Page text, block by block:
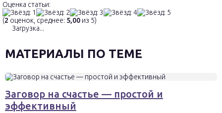
Оценка статьи:
(2 оценок, среднее: 5,00 из 5)
Загрузка...
МАТЕРИАЛЫ ПО ТЕМЕ
Заговор на счастье — простой и
эффективный